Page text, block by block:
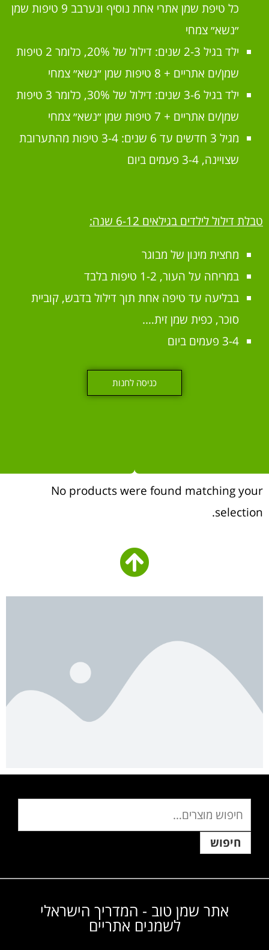
כל טיפת שמן אתרי אחת נוסיף ונערבב 9 טיפות שמן
״נשא״ צמחי
ילד בגיל 2-3 שנים: דילול של 20%, כלומר 2 טיפות
שמן/ים אתריים + 8 טיפות שמן ״נשא״ צמחי
ילד בגיל 3-6 שנים: דילול של 30%, כלומר 3 טיפות
שמן/ים אתריים + 7 טיפות שמן ״נשא״ צמחי
מגיל 3 חדשים עד 6 שנים: 3-4 טיפות מהתערובת
שצויינה, 3-4 פעמים ביום
טבלת דילול לילדים בגילאים 6-12 שנה:
מחצית מינון של מבוגר
במריחה על העור, 1-2 טיפות בלבד
בבליעה עד טיפה אחת תוך דילול בדבש, קוביית
סוכר, כפית שמן זית….
3-4 פעמים ביום
כניסה לחנות
No products were found matching your
selection.
חיפוש
אתר שמן טוב - המדריך הישראלי
לשמנים אתריים